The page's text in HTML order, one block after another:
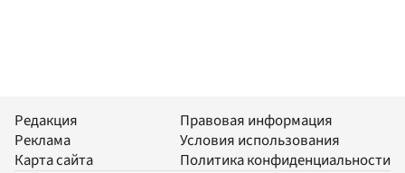
Редакция
Реклама
Карта сайта
Правовая информация
Условия использования
Политика конфиденциальности